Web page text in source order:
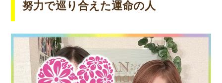
努力で巡り合えた運命の人